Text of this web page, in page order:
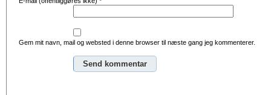
Gem mit navn, mail og websted i denne browser til næste gang jeg kommenterer.